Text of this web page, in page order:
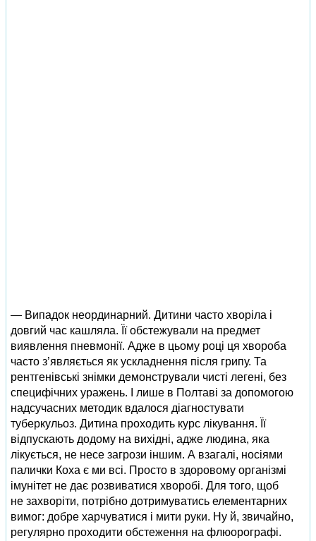
— Випадок неординарний. Дитини часто хворіла і
довгий час кашляла. Її обстежували на предмет
виявлення пневмонії. Адже в цьому році ця хвороба
часто з’являється як ускладнення після грипу. Та
рентгенівські знімки демонстрували чисті легені, без
специфічних уражень. І лише в Полтаві за допомогою
надсучасних методик вдалося діагностувати
туберкульоз. Дитина проходить курс лікування. Її
відпускають додому на вихідні, адже людина, яка
лікується, не несе загрози іншим. А взагалі, носіями
палички Коха є ми всі. Просто в здоровому організмі
імунітет не дає розвиватися хворобі. Для того, щоб
не захворіти, потрібно дотримуватись елементарних
вимог: добре харчуватися і мити руки. Ну й, звичайно,
регулярно проходити обстеження на флюорографі.